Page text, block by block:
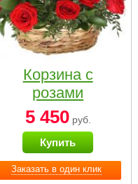
Заказать в один клик
Корзина с
розами
«Красный
Париж»
5 450руб.
Купить